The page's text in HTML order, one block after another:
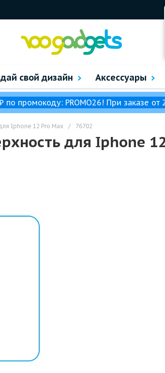
свой дизайн Аксессуары
промокоду: PROMO26! При заказе от
Iphone 12 Pro Max / 76702
для Iphone